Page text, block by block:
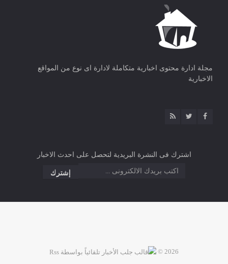
مجلة ادارة محتوى اخبارية متكاملة لادارة اى نوع من المواقع
الاخبارية
اشترك فى النشرة البريدية لتحصل على احدث الاخبار
2026 ©